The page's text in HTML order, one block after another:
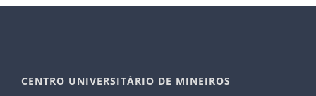
CENTRO UNIVERSITÁRIO DE MINEIROS